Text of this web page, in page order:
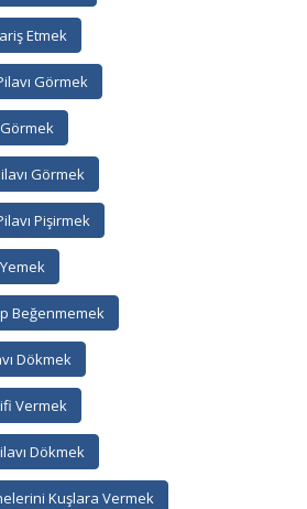
Etmek
Görmek
Görmek
Pişirmek
Beğenmemek
Dökmek
Vermek
Dökmek
Kuşlara Vermek